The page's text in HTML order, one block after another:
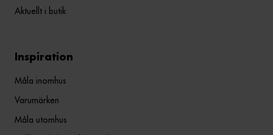
Aktuellt i butik
Inspiration
Måla inomhus
Varumärken
Måla utomhus